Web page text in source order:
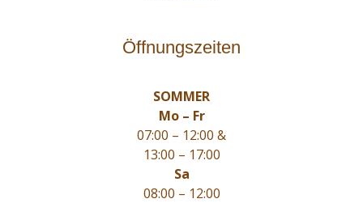
Öffnungszeiten
SOMMER
Mo – Fr
07:00 – 12:00 &
13:00 – 17:00
Sa
08:00 – 12:00